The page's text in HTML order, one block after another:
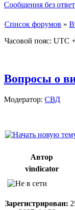
Сообщения без
Список форумов »
Часовой пояс: UTC
Вопросы о
Модератор: СВД
Автор
vindicator
Зарегистрирован: